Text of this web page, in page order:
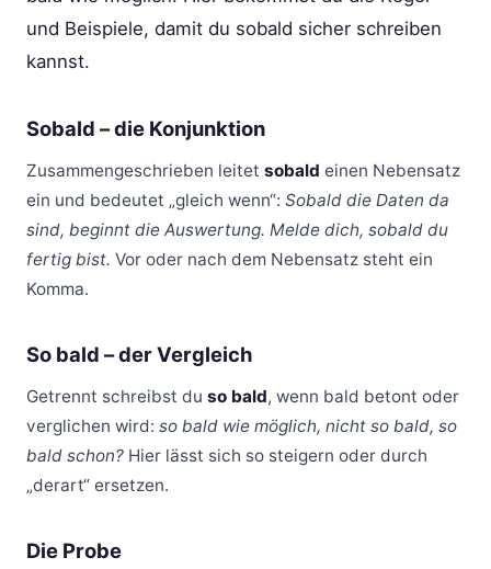
und Beispiele, damit du sobald sicher schreiben
kannst.
Sobald – die Konjunktion
Zusammengeschrieben leitet sobald einen Nebensatz
ein und bedeutet „gleich wenn“: Sobald die Daten da
sind, beginnt die Auswertung. Melde dich, sobald du
fertig bist. Vor oder nach dem Nebensatz steht ein
Komma.
So bald – der Vergleich
Getrennt schreibst du so bald, wenn bald betont oder
verglichen wird: so bald wie möglich, nicht so bald, so
bald schon? Hier lässt sich so steigern oder durch
„derart“ ersetzen.
Die Probe